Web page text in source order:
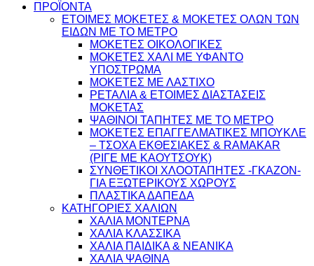
ΠΡΟΪΟΝΤΑ
ΕΤΟΙΜΕΣ ΜΟΚΕΤΕΣ & ΜΟΚΕΤΕΣ ΟΛΩΝ ΤΩΝ
ΕΙΔΩΝ ME TO ΜΕΤΡΟ
ΜΟΚΕΤΕΣ ΟΙΚΟΛΟΓΙΚΕΣ
ΜΟΚΕΤΕΣ ΧΑΛΙ ΜΕ ΥΦΑΝΤΟ
ΥΠΟΣΤΡΩΜΑ
ΜΟΚΕΤΕΣ ΜΕ ΛΑΣΤΙΧΟ
ΡΕΤΑΛΙΑ & ΕΤΟΙΜΕΣ ΔΙΑΣΤΑΣΕΙΣ
ΜΟΚΕΤΑΣ
ΨΑΘINΟΙ ΤΑΠΗΤΕΣ ΜΕ ΤΟ ΜΕΤΡΟ
ΜΟΚΕΤΕΣ ΕΠΑΓΓΕΛΜΑΤΙΚΕΣ ΜΠΟΥΚΛΕ
– ΤΣΟΧΑ ΕΚΘΕΣΙΑΚΕΣ & RAMAKAR
(ΡΙΓΕ ΜΕ ΚΑΟΥΤΣΟΥΚ)
ΣΥΝΘΕΤΙΚΟΙ ΧΛΟΟΤΑΠΗΤΕΣ -ΓΚΑΖΟΝ-
ΓΙΑ ΕΞΩΤΕΡΙΚΟΥΣ ΧΩΡΟΥΣ
ΠΛΑΣΤΙΚΑ ΔΑΠΕΔΑ
ΚΑΤΗΓΟΡΙΕΣ ΧΑΛΙΩΝ
ΧΑΛΙΑ ΜΟΝΤΕΡΝΑ
ΧΑΛΙΑ ΚΛΑΣΣΙΚΑ
ΧΑΛΙΑ ΠΑΙΔΙΚΑ & ΝΕΑΝΙΚΑ
ΧΑΛΙΑ ΨΑΘΙΝΑ